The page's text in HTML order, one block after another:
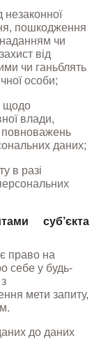
незаконної
пошкодження
чи
від
чи ганьблять
особи;
щодо
влади,
повноважень
даних;
в разі
суб’єкта
право на
себе у будь-
мети запиту,
до даних